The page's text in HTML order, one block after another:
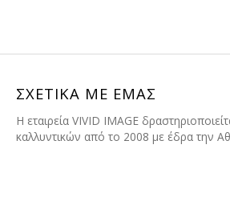
ΣΧΕΤΙΚΑ ΜΕ ΕΜΑΣ
H εταιρεία VIVID IMAGE
καλλυντικών από το 2008 με έδρα την